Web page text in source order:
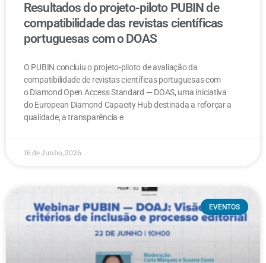
Resultados do projeto-piloto PUBIN de
compatibilidade das revistas científicas
portuguesas com o DOAS
O PUBIN concluiu o projeto-piloto de avaliação da
compatibilidade de revistas científicas portuguesas com
o Diamond Open Access Standard — DOAS, uma iniciativa
do European Diamond Capacity Hub destinada a reforçar a
qualidade, a transparência e
16 de Junho, 2026
EVENTOS